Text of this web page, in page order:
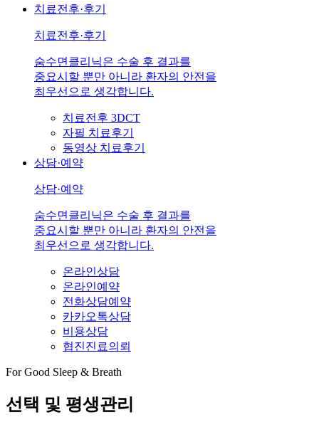
치료전후·후기
치료전후·후기
숨수면클리닉은 수술 후 결과를
중요시할 뿐만 아니라 환자의 안전을
최우선으로 생각합니다.
치료전후 3DCT
자필 치료후기
동영상 치료후기
상담·예약
상담·예약
숨수면클리닉은 수술 후 결과를
중요시할 뿐만 아니라 환자의 안전을
최우선으로 생각합니다.
온라인상담
온라인예약
전화상담예약
카카오톡상담
비용상담
협진진료의뢰
For Good Sleep & Breath
선택 및 평생관리